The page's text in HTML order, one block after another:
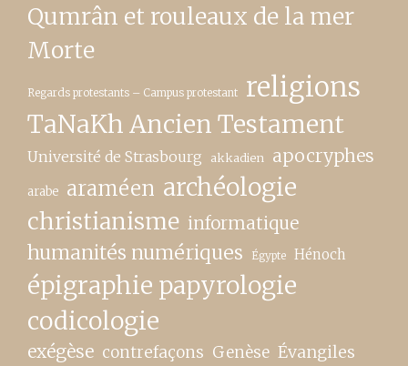
Qumrân et rouleaux de la mer
Morte
Regards protestants – Campus protestant religions
TaNaKh Ancien Testament
Université de Strasbourg akkadien apocryphes
arabe araméen archéologie
christianisme informatique
humanités numériques Égypte Hénoch
épigraphie papyrologie
codicologie
exégèse contrefaçons Genèse Évangiles